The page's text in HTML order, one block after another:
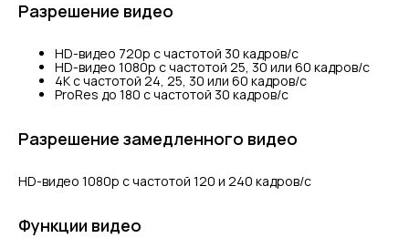
Разрешение видео
HD-видео 720p с частотой 30 кадров/ с
HD-видео 1080p с частотой 25, 30 или 60 кадров/ с
4K с частотой 24, 25, 30 или 60 кадров/ с
ProRes до 180 с частотой 30 кадров/ с
Разрешение замедленного видео
HD-видео 1080р с частотой 120 и 240 кадров/ с
Функции видео